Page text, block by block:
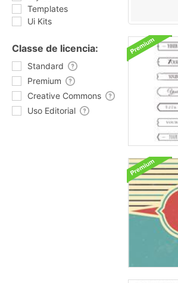
Templates
Ui Kits
Classe de licencia:
Standard
Premium
Creative Commons
Uso Editorial